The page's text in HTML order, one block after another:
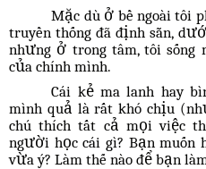
Mặc dù ở bề ngoài tôi
truyền thống đã định sẵn,
nhưng ở trong tâm, tôi sống
của chính mình.
Cái kẻ ma lanh hay
mình quả là rất khó chịu
chú thích tất cả mọi việc
người học cái gì? Bạn
vừa ý? Làm thế nào để bạn